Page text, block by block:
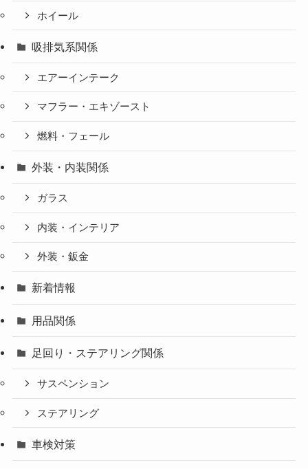
ホイール
吸排気系関係
エアーインテーク
マフラー・エキゾースト
燃料・フェール
外装・内装関係
ガラス
内装・インテリア
外装・鈑金
新着情報
用品関係
足回り・ステアリング関係
サスペンション
ステアリング
車検対策